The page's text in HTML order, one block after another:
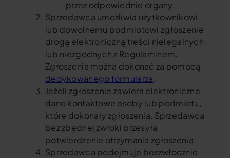
przez odpowiednie organy.
Sprzedawca umożliwia użytkownikowi
lub dowolnemu podmiotowi zgłoszenie
drogą elektroniczną treści nielegalnych
lub niezgodnych z Regulaminem.
Zgłoszenia można dokonać za pomocą
dedykowanego formularza.
Jeżeli zgłoszenie zawiera elektroniczne
dane kontaktowe osoby lub podmiotu,
które dokonały zgłoszenia, Sprzedawca
bez zbędnej zwłoki przesyła
potwierdzenie otrzymania zgłoszenia.
Sprzedawca podejmuje bezzwłocznie